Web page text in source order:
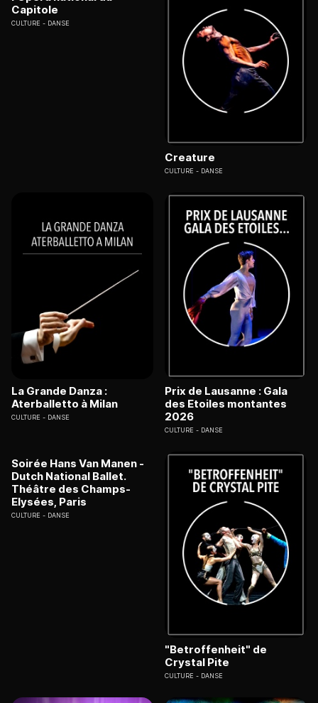
Capitole
CULTURE DANSE
Creature
CULTURE DANSE
La Grande Danza :
Aterballetto à Milan
CULTURE DANSE
Prix de Lausanne : Gala
des Etoiles montantes
2026
CULTURE DANSE
Soirée Hans Van Manen -
Dutch National Ballet.
Théâtre des Champs-
Elysées, Paris
CULTURE DANSE
"Betroffenheit" de
Crystal Pite
CULTURE DANSE